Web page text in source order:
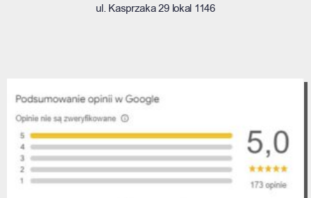
ul. Kasprzaka 29 lokal 1146